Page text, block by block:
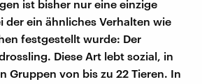
ist bisher nur eine einzige
der ein ähnliches Verhalten wie
festgestellt wurde: Der
Diese Art lebt sozial, in
Gruppen von bis zu 22 Tieren. In